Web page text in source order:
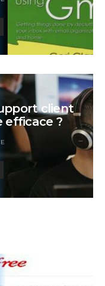
client
efficace ?